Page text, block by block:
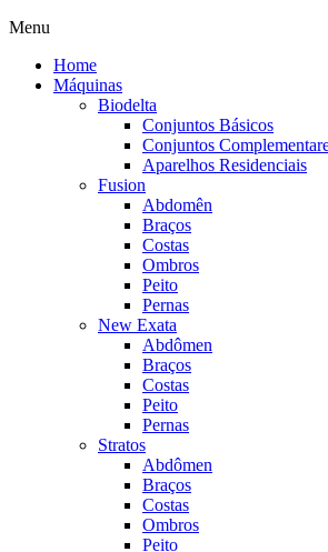
Menu
Home
Máquinas
Biodelta
Conjuntos Básicos
Conjuntos
Aparelhos Residenciais
Fusion
Abdomên
Braços
Costas
Ombros
Peito
Pernas
New Exata
Abdômen
Braços
Costas
Peito
Pernas
Stratos
Abdômen
Braços
Costas
Ombros
Peito